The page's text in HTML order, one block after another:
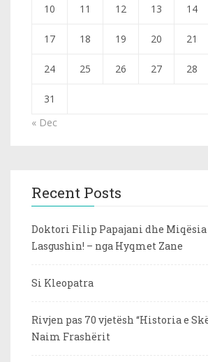
10 11 12 13 14
17 18 19 20 21
24 25 26 27 28
31
« Dec
Recent Posts
Doktori Filip Papajani dhe Miqësia
Lasgushin! – nga Hyqmet Zane
Si Kleopatra
Rivjen pas 70 vjetësh “Historia e
Naim Frashërit